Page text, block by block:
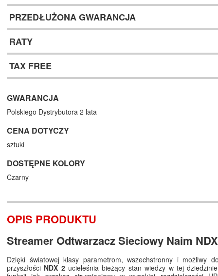
PRZEDŁUŻONA GWARANCJA
RATY
TAX FREE
GWARANCJA
Polskiego Dystrybutora 2 lata
CENA DOTYCZY
sztuki
DOSTĘPNE KOLORY
Czarny
OPIS PRODUKTU
Streamer Odtwarzacz Sieciowy Naim
Dzięki światowej klasy parametrom, wszechstronny i możliwy
przyszłości NDX 2 ucieleśnia bieżący stan wiedzy w tej